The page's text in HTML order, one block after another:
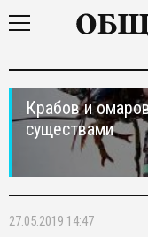
Крабов и
существами
27.05.2019 14:47